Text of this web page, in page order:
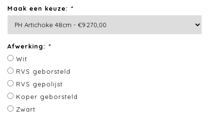
Maak een keuze: *
Afwerking: *
Wit
RVS geborsteld
RVS gepolijst
Koper geborsteld
Zwart